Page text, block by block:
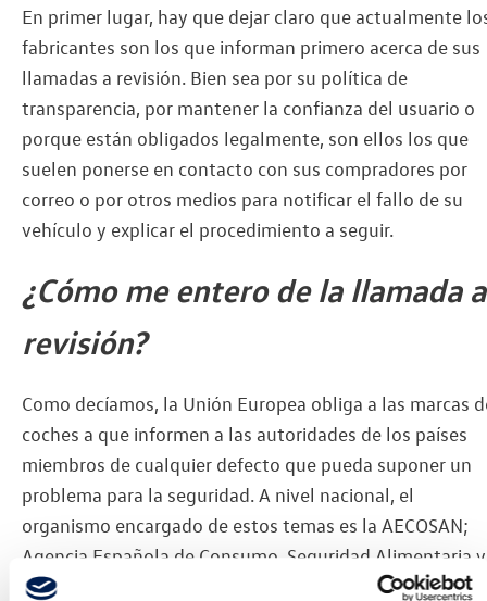
En primer lugar, hay que dejar claro que actualmente
fabricantes son los que informan primero acerca de sus
llamadas a revisión. Bien sea por su política de
transparencia, por mantener la confianza del usuario o
porque están obligados legalmente, son ellos los que
suelen ponerse en contacto con sus compradores por
correo o por otros medios para notificar el fallo de su
vehículo y explicar el procedimiento a seguir.
¿Cómo me entero de la llamada a
revisión?
Como decíamos, la Unión Europea obliga a las marcas
coches a que informen a las autoridades de los países
miembros de cualquier defecto que pueda suponer un
problema para la seguridad. A nivel nacional, el
organismo encargado de estos temas es la AECOSAN;
Agencia Española de Consumo, Seguridad Alimentaria y
Nutrición. Una vez se notifica a esta entidad, se procede